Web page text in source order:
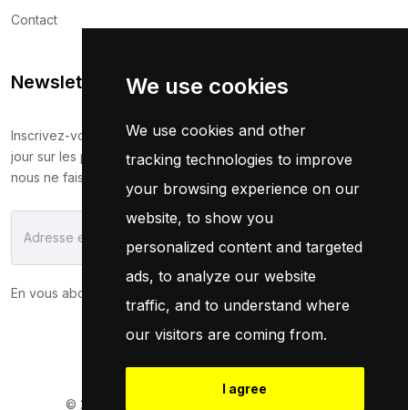
We use cookies
We use cookies and other
tracking technologies to improve
your browsing experience on our
website, to show you
personalized content and targeted
ads, to analyze our website
traffic, and to understand where
our visitors are coming from.
I agree
Contact
Newsletter
Inscrivez-vous maintenant pour recevoir les dernières mises à
jour sur les promotions et les coupons. Ne vous inquiétez pas,
nous ne faisons pas de spam !
S'Abonner
En vous abonnant, vous acceptez notre
© 2026